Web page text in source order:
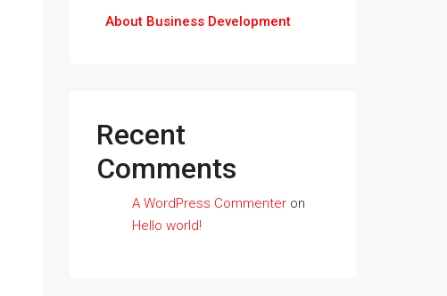
About Business Development
Recent
Comments
A WordPress Commenter on
Hello world!